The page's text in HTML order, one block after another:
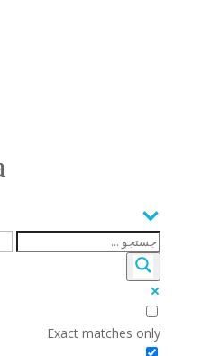
Exact matches only